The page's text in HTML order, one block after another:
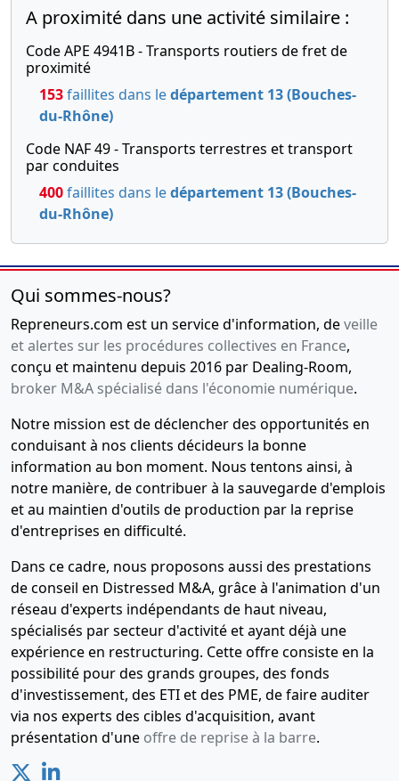
modification
enregistrée,
conforme
par le
légal
30-
Copie des
A proximité dans une activité similaire :
Code APE 4941B - Transports routiers de fret de
proximité
153faillites dans ledépartement 13 (Bouches-
du-Rhône)
Code NAF 49 - Transports terrestres et transport
par conduites
400faillites dans ledépartement 13 (Bouches-
du-Rhône)
Qui sommes-nous?
Repreneurs.com est un service d'information, deveille
et alertes sur les procédures collectives en France,
conçu et maintenu depuis 2016 par Dealing-Room,
broker M&A spécialisé dans l'économie numérique.
Notre mission est de déclencher des opportunités en
conduisant à nos clients décideurs la bonne
information au bon moment. Nous tentons ainsi, à
notre manière, de contribuer à la sauvegarde d'emplois
et au maintien d'outils de production par la reprise
d'entreprises en difficulté.
Dans ce cadre, nous proposons aussi des prestations
de conseil en Distressed M&A, grâce à l'animation d'un
réseau d'experts indépendants de haut niveau,
spécialisés par secteur d'activité et ayant déjà une
expérience en restructuring. Cette offre consiste en la
possibilité pour des grands groupes, des fonds
d'investissement, des ETI et des PME, de faire auditer
via nos experts des cibles d'acquisition, avant
présentation d'une offre de reprise à la barre.